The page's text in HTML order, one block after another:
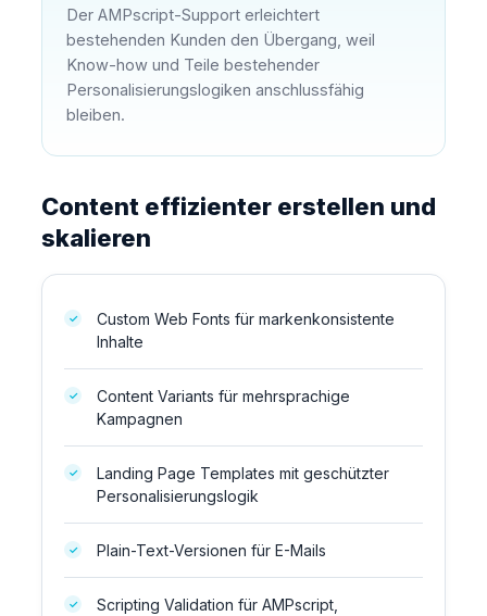
Der AMPscript-Support erleichtert
bestehenden Kunden den Übergang, weil
Know-how und Teile bestehender
Personalisierungslogiken anschlussfähig
bleiben.
Content effizienter erstellen und
skalieren
Custom Web Fonts für markenkonsistente
Inhalte
Content Variants für mehrsprachige
Kampagnen
Landing Page Templates mit geschützter
Personalisierungslogik
Plain-Text-Versionen für E-Mails
Scripting Validation für AMPscript,